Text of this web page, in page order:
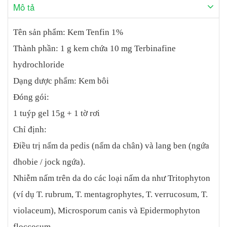
rơi đính kèm các sản phẩm để biết thêm thông tin
Mô tả
Tên sản phẩm: Kem Tenfin 1%
Thành phần: 1 g kem chứa 10 mg Terbinafine
hydrochloride
Dạng dược phẩm: Kem bôi
Đóng gói:
1 tuýp gel 15g + 1 tờ rơi
Chỉ định:
Điều trị nấm da pedis (nấm da chân) và lang ben (ngứa
dhobie / jock ngứa).
Nhiễm nấm trên da do các loại nấm da như Tritophyton
(ví dụ T. rubrum, T. mentagrophytes, T. verrucosum, T.
violaceum), Microsporum canis và Epidermophyton